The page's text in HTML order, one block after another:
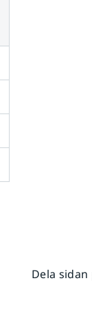
Dela sidan